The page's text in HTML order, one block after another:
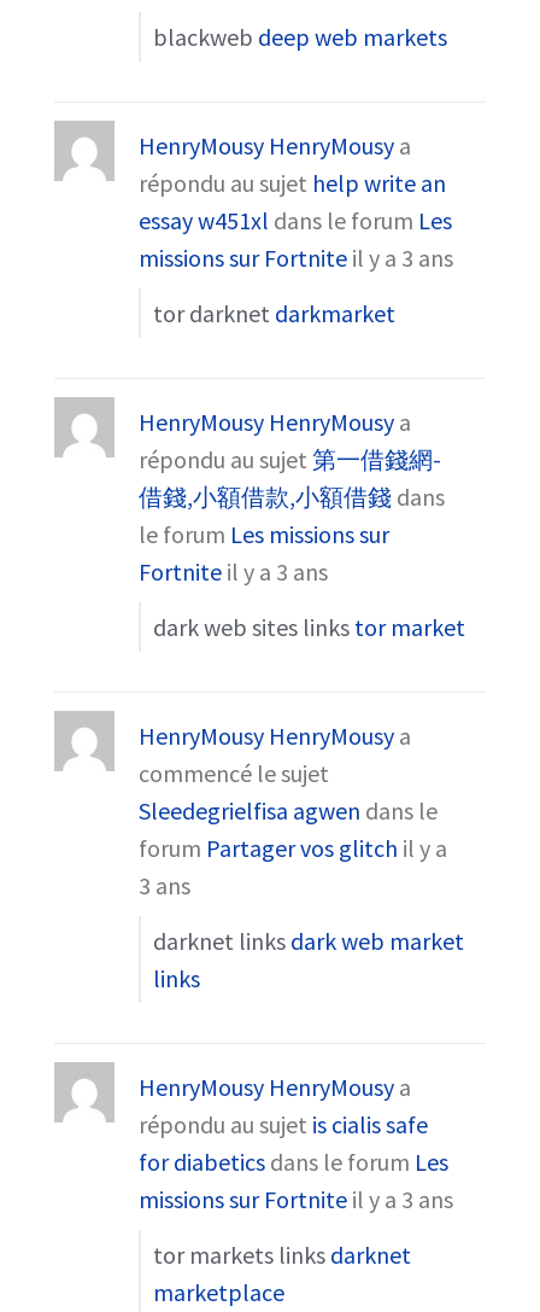
blackweb deep web markets
HenryMousy HenryMousy a
répondu au sujet help write an
essay w451xl dans le forum Les
missions sur Fortnite il y a 3 ans
tor darknet darkmarket
HenryMousy HenryMousy a
répondu au sujet第一借錢網-
借錢,小額借款,小額借錢 dans
le forum Les missions sur
Fortnite il y a 3 ans
dark web sites links tor market
HenryMousy HenryMousy a
commencé le sujet
Sleedegrielfisa agwen dans le
forum Partager vos glitch il y a
3 ans
darknet links dark web market
links
HenryMousy HenryMousy a
répondu au sujet is cialis safe
for diabetics dans le forum Les
missions sur Fortnite il y a 3 ans
tor markets links darknet
marketplace